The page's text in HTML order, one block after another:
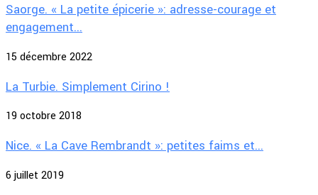
Saorge. « La petite épicerie »: adresse-courage et
engagement...
15 décembre 2022
La Turbie. Simplement Cirino !
19 octobre 2018
Nice. « La Cave Rembrandt »: petites faims et...
6 juillet 2019